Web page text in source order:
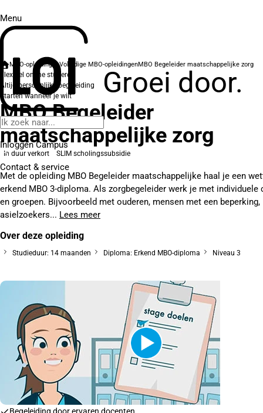
Menu
Groei door.
Inloggen Campus
Contact & service
MBO-opleidingenVolledige MBO-opleidingenMBO Begeleider maatschappelijke zorg
Flexibel online studeren
Altijd persoonlijke begeleiding
Starten wanneer je wilt
MBO Begeleider
maatschappelijke zorg
In duur verkort SLIM scholingssubsidie
Met de opleiding MBO Begeleider maatschappelijke haal je een
erkend MBO 3-diploma. Als zorgbegeleider werk je met individuele
en groepen. Bijvoorbeeld met ouderen, mensen met een beperking,
asielzoekers... Lees meer
Over deze opleiding
Studieduur: 14 maanden Diploma: Erkend MBO-diploma Niveau 3